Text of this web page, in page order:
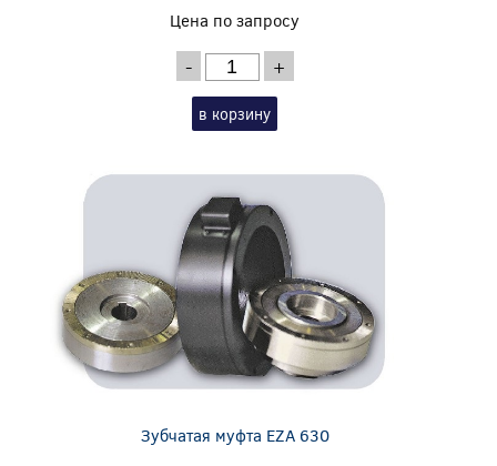
Цена по запросу
- +
в корзину
Зубчатая муфта EZA 630